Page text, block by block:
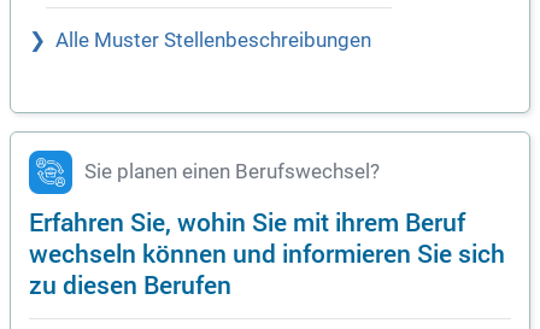
Alle Muster Stellenbeschreibungen
Sie planen einen Berufswechsel?
Erfahren Sie, wohin Sie mit ihrem Beruf
wechseln können und informieren Sie sich
zu diesen Berufen